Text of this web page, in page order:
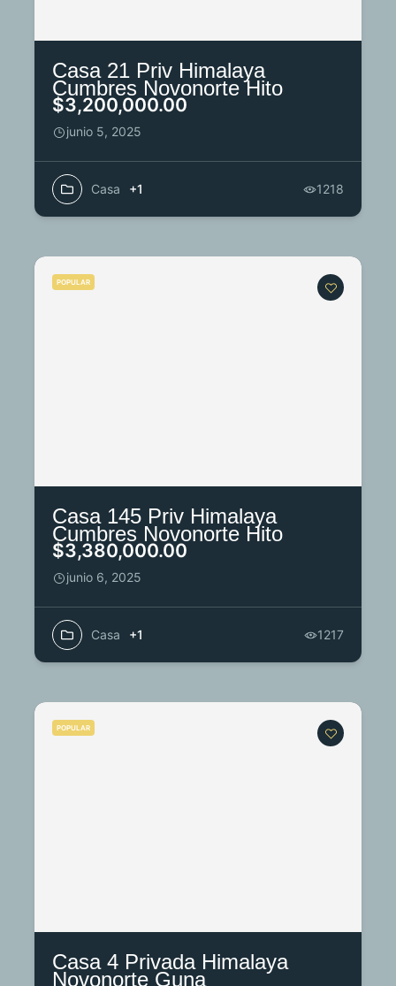
Casa 21 Priv Himalaya
Cumbres Novonorte Hito
$3,200,000.00
junio 5, 2025
Casa +1 1218
POPULAR
Casa 145 Priv Himalaya
Cumbres Novonorte Hito
$3,380,000.00
junio 6, 2025
Casa +1 1217
POPULAR
Casa 4 Privada Himalaya
Novonorte Guna